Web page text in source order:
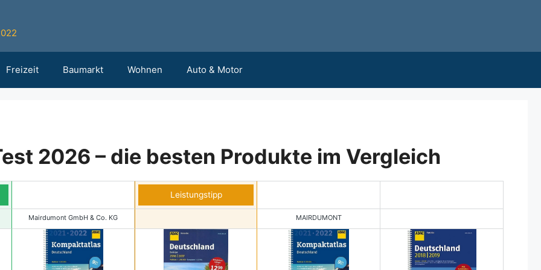
Freizeit Baumarkt Wohnen Auto & Motor
2026 – die besten Produkte im Vergleich
Leistungstipp
Mairdumont GmbH & Co. KG MAIRDUMONT